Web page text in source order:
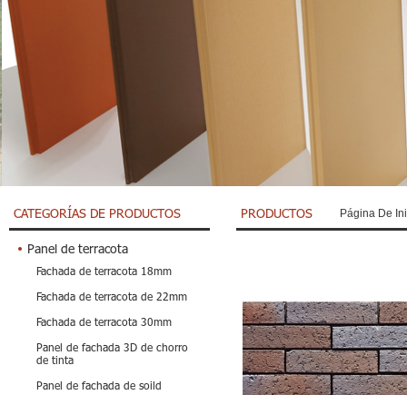
CATEGORÍAS DE PRODUCTOS
Panel de terracota
Fachada de terracota 18mm
Fachada de terracota de 22mm
Fachada de terracota 30mm
Panel de fachada 3D de chorro
de tinta
Panel de fachada de soild
PRODUCTOS Página De